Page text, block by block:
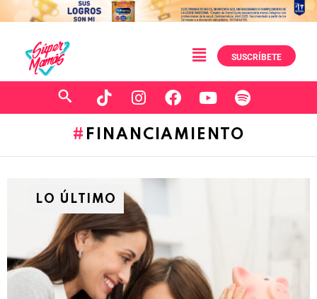
SUSCRÍBETE
FINANCIAMIENTO
LO ÚLTIMO